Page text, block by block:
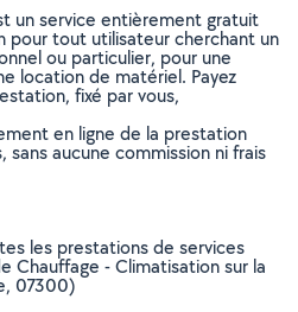
un service entièrement gratuit
pour tout utilisateur cherchant un
ou particulier, pour une
location de matériel. Payez
fixé par vous,
en ligne de la prestation
aucune commission ni frais
les prestations de services
Chauffage - Climatisation sur la
07300)